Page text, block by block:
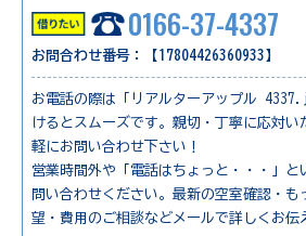
0166-37-4337
お問合わせ番号：【17804426360933】
お電話の際は「リアルターアップル
けるとスムーズです。親切・丁寧に応対い
軽にお問い合わせ下さい！
営業時間外や「電話はちょっと・・・」と
問い合わせください。最新の空室確認・も
望・費用のご相談などメールで詳しくお